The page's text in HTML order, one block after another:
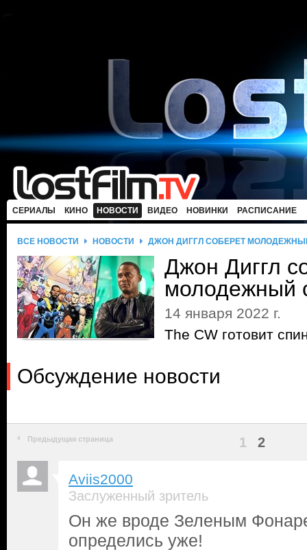
СЕРИАЛЫ КИНО НОВОСТИ ВИДЕО НОВИНКИ РАСПИСАНИЕ
ВСЕ НОВОСТИ НОВОСТИ ДЖОН ДИГГЛ СОБЕРЕТ
Джон Диггл
молодежный
14 января 2022 г.
The CW готовит
Обсуждение новости
Предыдущая страница 1 2
Aviis2000
Заслуженный зритель
Он же вроде Зеленым
определись уже!